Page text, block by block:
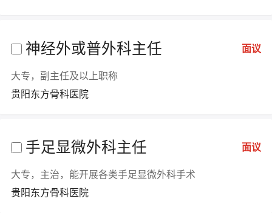
神经外或普外科主任 面议
大专，副主任及以上职称
贵阳东方骨科医院
手足显微外科主任 面议
大专，主治，能开展各类手足显微外科手术
贵阳东方骨科医院